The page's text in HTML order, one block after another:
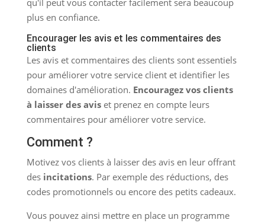
plus en confiance.
Encourager les avis et les commentaires des
clients
Les avis et commentaires des clients sont essentiels
pour améliorer votre service client et identifier les
domaines d'amélioration. Encouragez vos clients
à laisser des aviset prenez en compte leurs
commentaires pour améliorer votre service.
Comment ?
Motivez vos clients à laisser des avis en leur offrant
des incitations. Par exemple des réductions, des
codes promotionnels ou encore des petits cadeaux.
Vous pouvez ainsi mettre en place un programme